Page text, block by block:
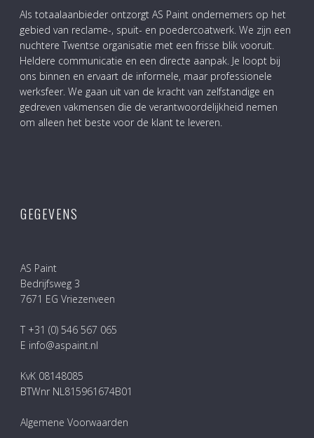
Als totaalaanbieder ontzorgt AS Paint ondernemers op het
gebied van reclame-, spuit- en poedercoatwerk. We zijn een
nuchtere Twentse organisatie met een frisse blik vooruit.
Heldere communicatie en een directe aanpak. Je loopt bij
ons binnen en ervaart de informele, maar professionele
werksfeer. We gaan uit van de kracht van zelfstandige en
gedreven vakmensen die de verantwoordelijkheid nemen
om alleen het beste voor de klant te leveren.
GEGEVENS
AS Paint
Bedrijfsweg 3
7671 EG Vriezenveen
T +31 (0) 546 567 065
E info@aspaint.nl
KvK 08148085
BTWnr NL815961674B01
Algemene Voorwaarden